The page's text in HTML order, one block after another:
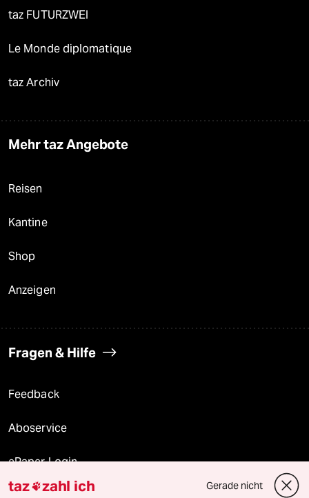
taz FUTURZWEI
Le Monde diplomatique
taz Archiv
Mehr taz Angebote
Reisen
Kantine
Shop
Anzeigen
Fragen & Hilfe
Feedback
Aboservice
ePaper Login
taz zahl ich Gerade nicht